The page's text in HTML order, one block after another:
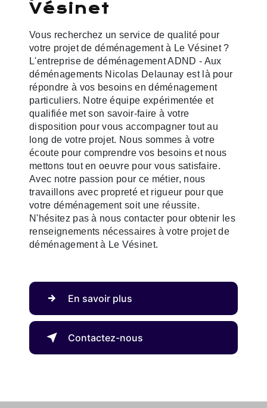
Vésinet
Vous recherchez un service de qualité pour
votre projet de déménagement à Le Vésinet ?
L'entreprise de déménagement ADND - Aux
déménagements Nicolas Delaunay est là pour
répondre à vos besoins en déménagement
particuliers. Notre équipe expérimentée et
qualifiée met son savoir-faire à votre
disposition pour vous accompagner tout au
long de votre projet. Nous sommes à votre
écoute pour comprendre vos besoins et nous
mettons tout en oeuvre pour vous satisfaire.
Avec notre passion pour ce métier, nous
travaillons avec propreté et rigueur pour que
votre déménagement soit une réussite.
N'hésitez pas à nous contacter pour obtenir les
renseignements nécessaires à votre projet de
déménagement à Le Vésinet.
En savoir plus
Contactez-nous